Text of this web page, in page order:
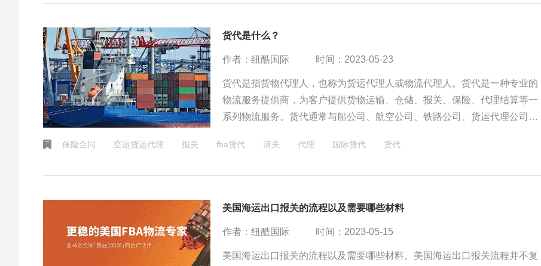
货代是什么？
作者：纽酷国际 时间：2023-05-23
货代是指货物代理人，也称为货运代理人或物流代理人。货代是一种专业的
物流服务提供商，为客户提供货物运输、仓储、报关、保险、代理结算等一
系列物流服务。货代通常与船公司、航空公司、铁路公司、货运代理公司等
保险合同 空运货运代理 报关 fba货代 清关 代理 国际货代 货代
美国海运出口报关的流程以及需要哪些材料
作者：纽酷国际 时间：2023-05-15
美国海运出口报关的流程以及需要哪些材料。美国海运出口报关流程并不复